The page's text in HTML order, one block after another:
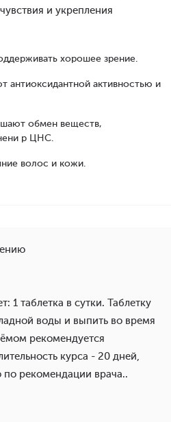
и укрепления
хорошее зрение.
антиоксидантной активностью и
обмен веществ,
р ЦНС.
волос и кожи.
1 таблетка в сутки. Таблетку
воды и выпить во время
рекомендуется
курса - 20 дней,
рекомендации врача..